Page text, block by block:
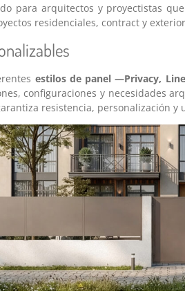
para arquitectos y proyectistas
residenciales, contract y
estilos de panel —Privacy,
configuraciones y necesidades
resistencia, personalización